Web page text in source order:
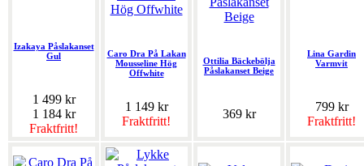
Izakaya Påslakanset
Gul
1 499 kr
1 184 kr
Fraktfritt!
Caro Dra På Lakan
Mousseline Hög
Offwhite
1 149 kr
Fraktfritt!
Ottilia Bäckebölja
Påslakanset Beige
369 kr
Lina Gardin
Varmvit
799 kr
Fraktfritt!